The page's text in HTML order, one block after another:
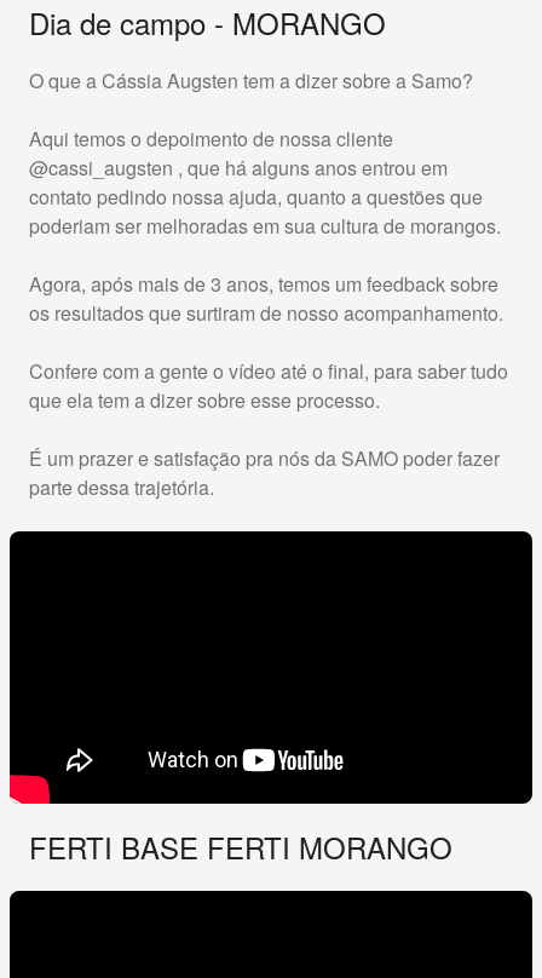
Dia de campo - MORANGO
O que a Cássia Augsten tem a dizer sobre a Samo?
Aqui temos o depoimento de nossa cliente
@cassi_augsten , que há alguns anos entrou em
contato pedindo nossa ajuda, quanto a questões que
poderiam ser melhoradas em sua cultura de morangos.
Agora, após mais de 3 anos, temos um feedback sobre
os resultados que surtiram de nosso acompanhamento.
Confere com a gente o vídeo até o final, para saber tudo
que ela tem a dizer sobre esse processo.
É um prazer e satisfação pra nós da SAMO poder fazer
parte dessa trajetória.
FERTI BASE FERTI MORANGO